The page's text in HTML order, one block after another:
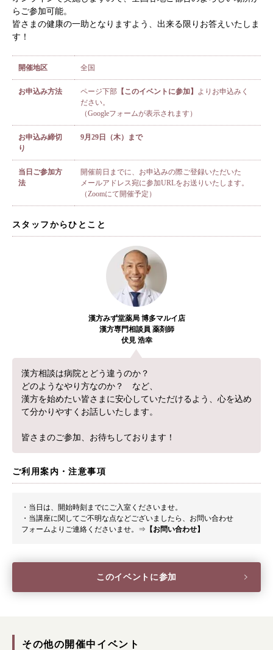
根本から身体を整えるとは
症状別 漢方の教え
漢方みず堂とは 企業情報
お知らせ イベント・講座
漢方を知る 皆様からのご質問
お問い合わせ
らご参加可能。
皆さまの健康の一助となりますよう、出来る限りお答えいたしま
す！
開催地区 全国
お申込み方法 ページ下部 【このイベントに参加】 よりお申込みく
ださい。
（Googleフォームが表示されます）
お申込み締切
り
9月29日（木）まで
当日ご参加方
法
開催前日までに、お申込みの際ご登録いただいた
メールアドレス宛に参加URLをお送りいたします。
（Zoomにて開催予定）
スタッフからひとこと
漢方みず堂薬局 博多マルイ店
漢方専門相談員 薬剤師
伏見 浩幸
漢方相談は病院とどう違うのか？
どのようなやり方なのか？ など、
漢方を始めたい皆さまに安心していただけるよう、心を込め
て分かりやすくお話しいたします。
皆さまのご参加、お待ちしております！
ご利用案内・注意事項
・当日は、開始時刻までにご入室くださいませ。
・当講座に関してご不明な点などございましたら、お問い合わせ
フォームよりご連絡くださいませ。 ⇒ 【お問い合わせ】
このイベントに参加
その他の開催中イベント